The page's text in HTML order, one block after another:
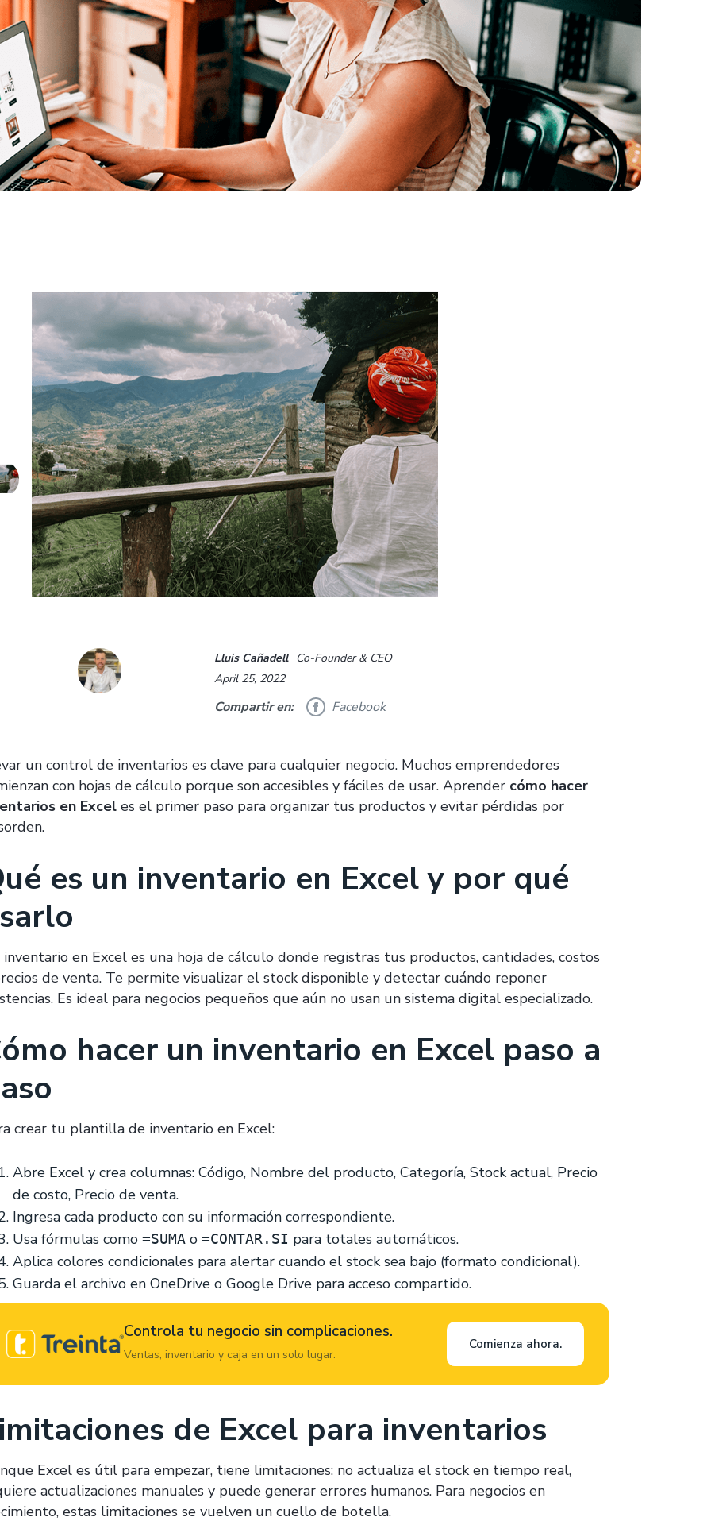
Lluis Cañadell
Co-Founder & CEO
April 25, 2022
Compartir en: Facebook
un control de inventarios es clave para cualquier negocio. Muchos emprendedores
con hojas de cálculo porque son accesibles y fáciles de usar. Aprender cómo hacer
en Excel es el primer paso para organizar tus productos y evitar pérdidas por
es un inventario en Excel y por qué
inventario en Excel es una hoja de cálculo donde registras tus productos, cantidades, costos
de venta. Te permite visualizar el stock disponible y detectar cuándo reponer
Es ideal para negocios pequeños que aún no usan un sistema digital especializado.
hacer un inventario en Excel paso a
crear tu plantilla de inventario en Excel:
Abre Excel y crea columnas: Código, Nombre del producto, Categoría, Stock actual, Precio
de costo, Precio de venta.
Ingresa cada producto con su información correspondiente.
Usa fórmulas como =SUMA o =CONTAR.SI para totales automáticos.
Aplica colores condicionales para alertar cuando el stock sea bajo (formato condicional).
Guarda el archivo en OneDrive o Google Drive para acceso compartido.
Controla tu negocio sin complicaciones.
Ventas, inventario y caja en un solo lugar.
Comienza ahora.
de Excel para inventarios
Excel es útil para empezar, tiene limitaciones: no actualiza el stock en tiempo real,
actualizaciones manuales y puede generar errores humanos. Para negocios en
estas limitaciones se vuelven un cuello de botella.